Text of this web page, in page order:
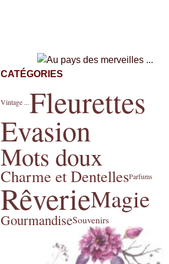
CATÉGORIES
Vintage ...Fleurettes
Evasion
Mots doux
Charme et DentellesParfums
RêverieMagie
GourmandiseSouvenirs